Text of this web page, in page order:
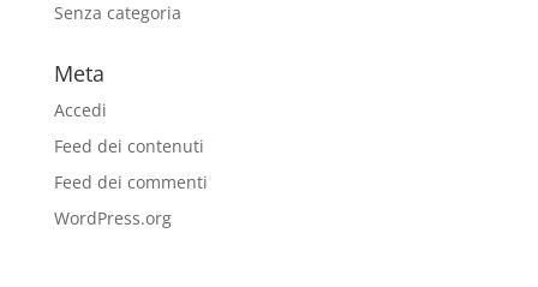
Senza categoria
Meta
Accedi
Feed dei contenuti
Feed dei commenti
WordPress.org